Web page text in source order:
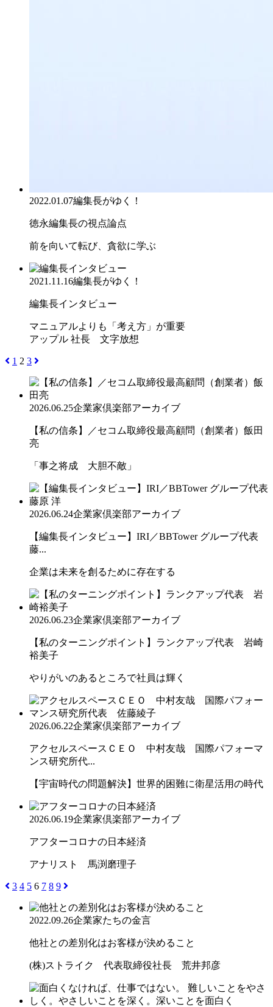
2022.01.07編集長がゆく！
徳永編集長の視点論点
前を向いて転び、貪欲に学ぶ
2021.11.16編集長がゆく！
編集長インタビュー
マニュアルよりも「考え方」が重要
アップル 社長 文字放想
1 2 3
2026.06.25企業家倶楽部アーカイブ
【私の信条】／セコム取締役最高顧問（創業者）飯田
亮
「事之将成 大胆不敵」
2026.06.24企業家倶楽部アーカイブ
【編集長インタビュー】IRI／BBTower グループ代表
藤...
企業は未来を創るために存在する
2026.06.23企業家倶楽部アーカイブ
【私のターニングポイント】ランクアップ代表 岩崎
裕美子
やりがいのあるところで社員は輝く
2026.06.22企業家倶楽部アーカイブ
アクセルスペースＣＥＯ 中村友哉 国際パフォーマ
ンス研究所代...
【宇宙時代の問題解決】世界的困難に衛星活用の時代
2026.06.19企業家倶楽部アーカイブ
アフターコロナの日本経済
アナリスト 馬渕磨理子
3 4 5 6 7 8 9
2022.09.26企業家たちの金言
他社との差別化はお客様が決めること
(株)ストライク 代表取締役社長 荒井邦彦